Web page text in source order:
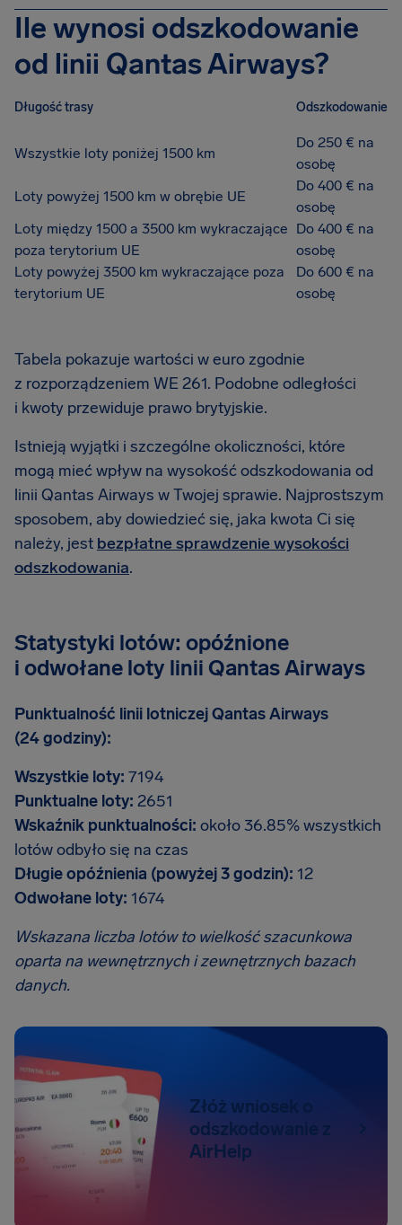
Ile wynosi odszkodowanie
od linii Qantas Airways?
Długość trasy Odszkodowanie
Wszystkie loty poniżej 1500 km
Do 250 € na
osobę
Loty powyżej 1500 km w obrębie UE
Do 400 € na
osobę
Loty między 1500 a 3500 km wykraczające
poza terytorium UE
Do 400 € na
osobę
Loty powyżej 3500 km wykraczające poza
terytorium UE
Do 600 € na
osobę
Tabela pokazuje wartości w euro zgodnie
z rozporządzeniem WE 261. Podobne odległości
i kwoty przewiduje prawo brytyjskie.
Istnieją wyjątki i szczególne okoliczności, które
mogą mieć wpływ na wysokość odszkodowania od
linii Qantas Airways w Twojej sprawie. Najprostszym
sposobem, aby dowiedzieć się, jaka kwota Ci się
należy, jest bezpłatne sprawdzenie wysokości
odszkodowania.
Statystyki lotów: opóźnione
i odwołane loty linii Qantas Airways
Punktualność linii lotniczej Qantas Airways
(24 godziny):
Wszystkie loty: 7194
Punktualne loty: 2651
Wskaźnik punktualności: około 36.85% wszystkich
lotów odbyło się na czas
Długie opóźnienia (powyżej 3 godzin): 12
Odwołane loty: 1674
Wskazana liczba lotów to wielkość szacunkowa
oparta na wewnętrznych i zewnętrznych bazach
danych.
Złóż wniosek o
odszkodowanie z
AirHelp